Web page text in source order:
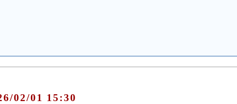
02/01 15:30